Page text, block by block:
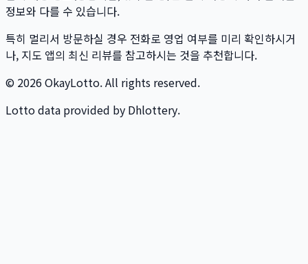
정보와 다를 수 있습니다.
특히 멀리서 방문하실 경우 전화로 영업 여부를 미리 확인하시거
나, 지도 앱의 최신 리뷰를 참고하시는 것을 추천합니다.
© 2026 OkayLotto. All rights reserved.
Lotto data provided by Dhlottery.